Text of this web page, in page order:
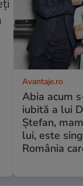
Avantaje.ro
Abia acum
iubită a lui
Ștefan,
lui, este
România